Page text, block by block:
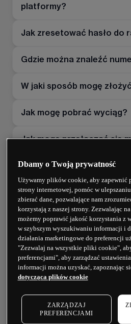
platformy?
Jak zresetować hasło do
Gdzie można znaleźć
W jaki sposób mogę
Jak mogę pobrać wyciąg?
Jak mogę przełączać się
Czy będę mieć dostęp do
będę przebywać za
Jak mogę uzyskać dostęp
mojego rachunku?
Czy mogę zalogować się
jednocześnie przez
urządzenie mobilne?
Jak mogę aktywować
notowania akcji CFD?
Dbamy o Twoją prywatność
Używamy plików cookie, aby zapewnić
strony internetowej, pomóc w
zbierać dane, pozwalające nam
korzystają z naszej strony. Zezwalając
możemy poprawić jakość korzystania z
w szybszym wyszukiwaniu informacji i
działania marketingowe do preferencji
"Zezwalaj na wszystkie pliki cookie",
preferencjami", aby zarządzać
informacji można uzyskać, zapoznając
dotycząca plików cookie
ZARZĄDZAJ
PREFERENCJAMI